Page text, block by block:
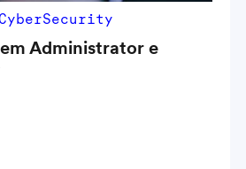
Administrator e